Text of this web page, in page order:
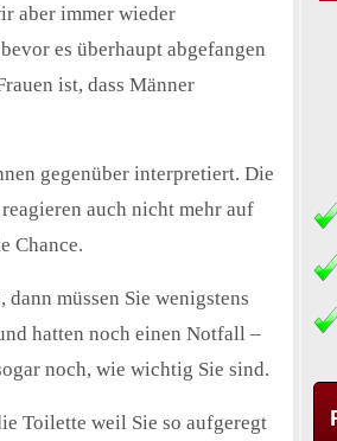
aber immer wieder
es überhaupt abgefangen
ist, dass Männer
gegenüber interpretiert. Die
auch nicht mehr auf
Chance.
müssen Sie wenigstens
hatten noch einen Notfall –
noch, wie wichtig Sie sind.
Toilette weil Sie so aufgeregt